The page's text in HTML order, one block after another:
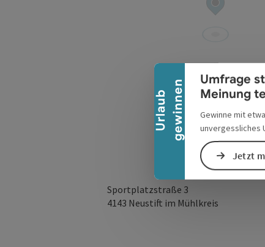
U
r
l
a
u
b
g
e
w
i
n
n
en
Banner einklappen
Umfrage
Meinung
Gewinne mit
unvergessliches
Jetzt
Sportplatzstraße 3
4143 Neustift im Mühlkreis